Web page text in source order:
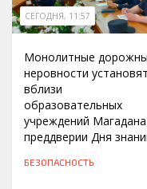
СЕГОДНЯ, 11:57
Монолитные
неровности установят
вблизи
образовательных
учреждений
преддверии Дня
БЕЗОПАСНОСТЬ